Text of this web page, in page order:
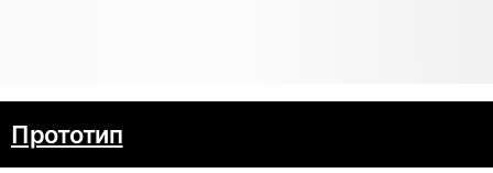
Прототип